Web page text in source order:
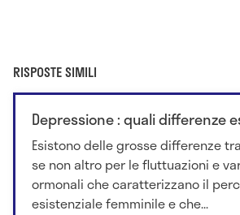
RISPOSTE SIMILI
Depressione : quali differenze
Esistono delle grosse differenze
se non altro per le fluttuazioni e
ormonali che caratterizzano il
esistenziale femminile e che...